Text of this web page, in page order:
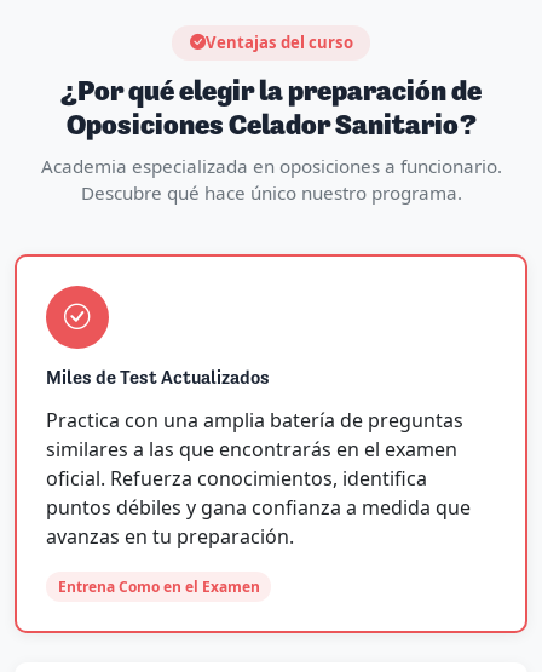
Ventajas del curso
¿Por qué elegir la preparación de
Oposiciones Celador Sanitario?
Academia especializada en oposiciones a funcionario.
Descubre qué hace único nuestro programa.
Miles de Test Actualizados
Practica con una amplia batería de preguntas
similares a las que encontrarás en el examen
oficial. Refuerza conocimientos, identifica
puntos débiles y gana confianza a medida que
avanzas en tu preparación.
Entrena Como en el Examen